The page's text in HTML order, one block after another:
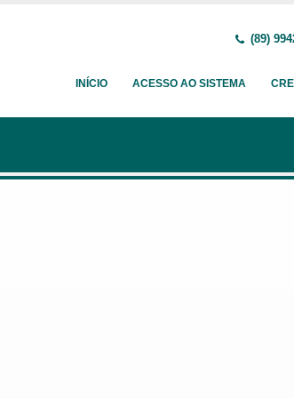
(89)
INÍCIO ACESSO AO SISTEMA